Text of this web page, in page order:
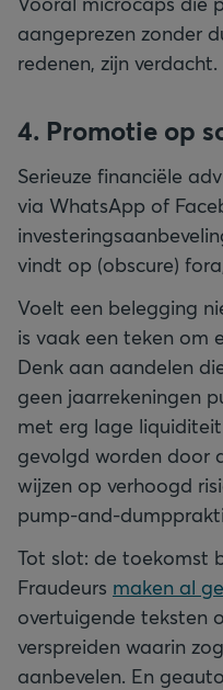
aangeprezen zonder
redenen, zijn verdacht.
4. Promotie op
Serieuze financiële
via WhatsApp of
vindt op (obscure)
Voelt een belegging
is vaak een teken om
Denk aan aandelen
geen jaarrekeningen
met erg lage
gevolgd worden door
wijzen op verhoogd
pump-and-
Tot slot: de toekomst
Fraudeurs maken al
overtuigende teksten
verspreiden waarin
aanbevelen. En